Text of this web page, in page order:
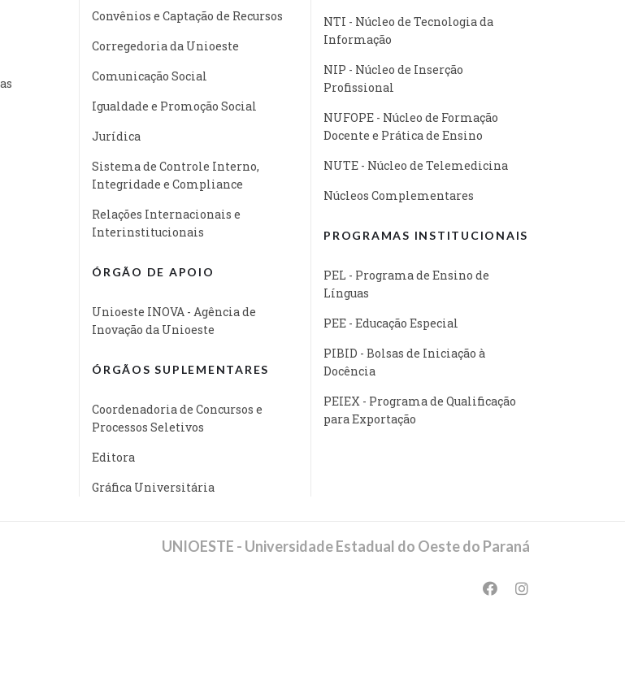
Convênios e Captação de Recursos
Corregedoria da Unioeste
Comunicação Social
Igualdade e Promoção Social
Jurídica
Sistema de Controle Interno,
Integridade e Compliance
Relações Internacionais e
Interinstitucionais
ÓRGÃO DE APOIO
Unioeste INOVA - Agência de
Inovação da Unioeste
ÓRGÃOS SUPLEMENTARES
Coordenadoria de Concursos e
Processos Seletivos
Editora
Gráfica Universitária
NTI - Núcleo de Tecnologia da
Informação
NIP - Núcleo de Inserção
Profissional
NUFOPE - Núcleo de Formação
Docente e Prática de Ensino
NUTE - Núcleo de Telemedicina
Núcleos Complementares
PROGRAMAS INSTITUCIONAIS
PEL - Programa de Ensino de
Línguas
PEE - Educação Especial
PIBID - Bolsas de Iniciação à
Docência
PEIEX - Programa de Qualificação
para Exportação
UNIOESTE - Universidade Estadual do Oeste do Paraná